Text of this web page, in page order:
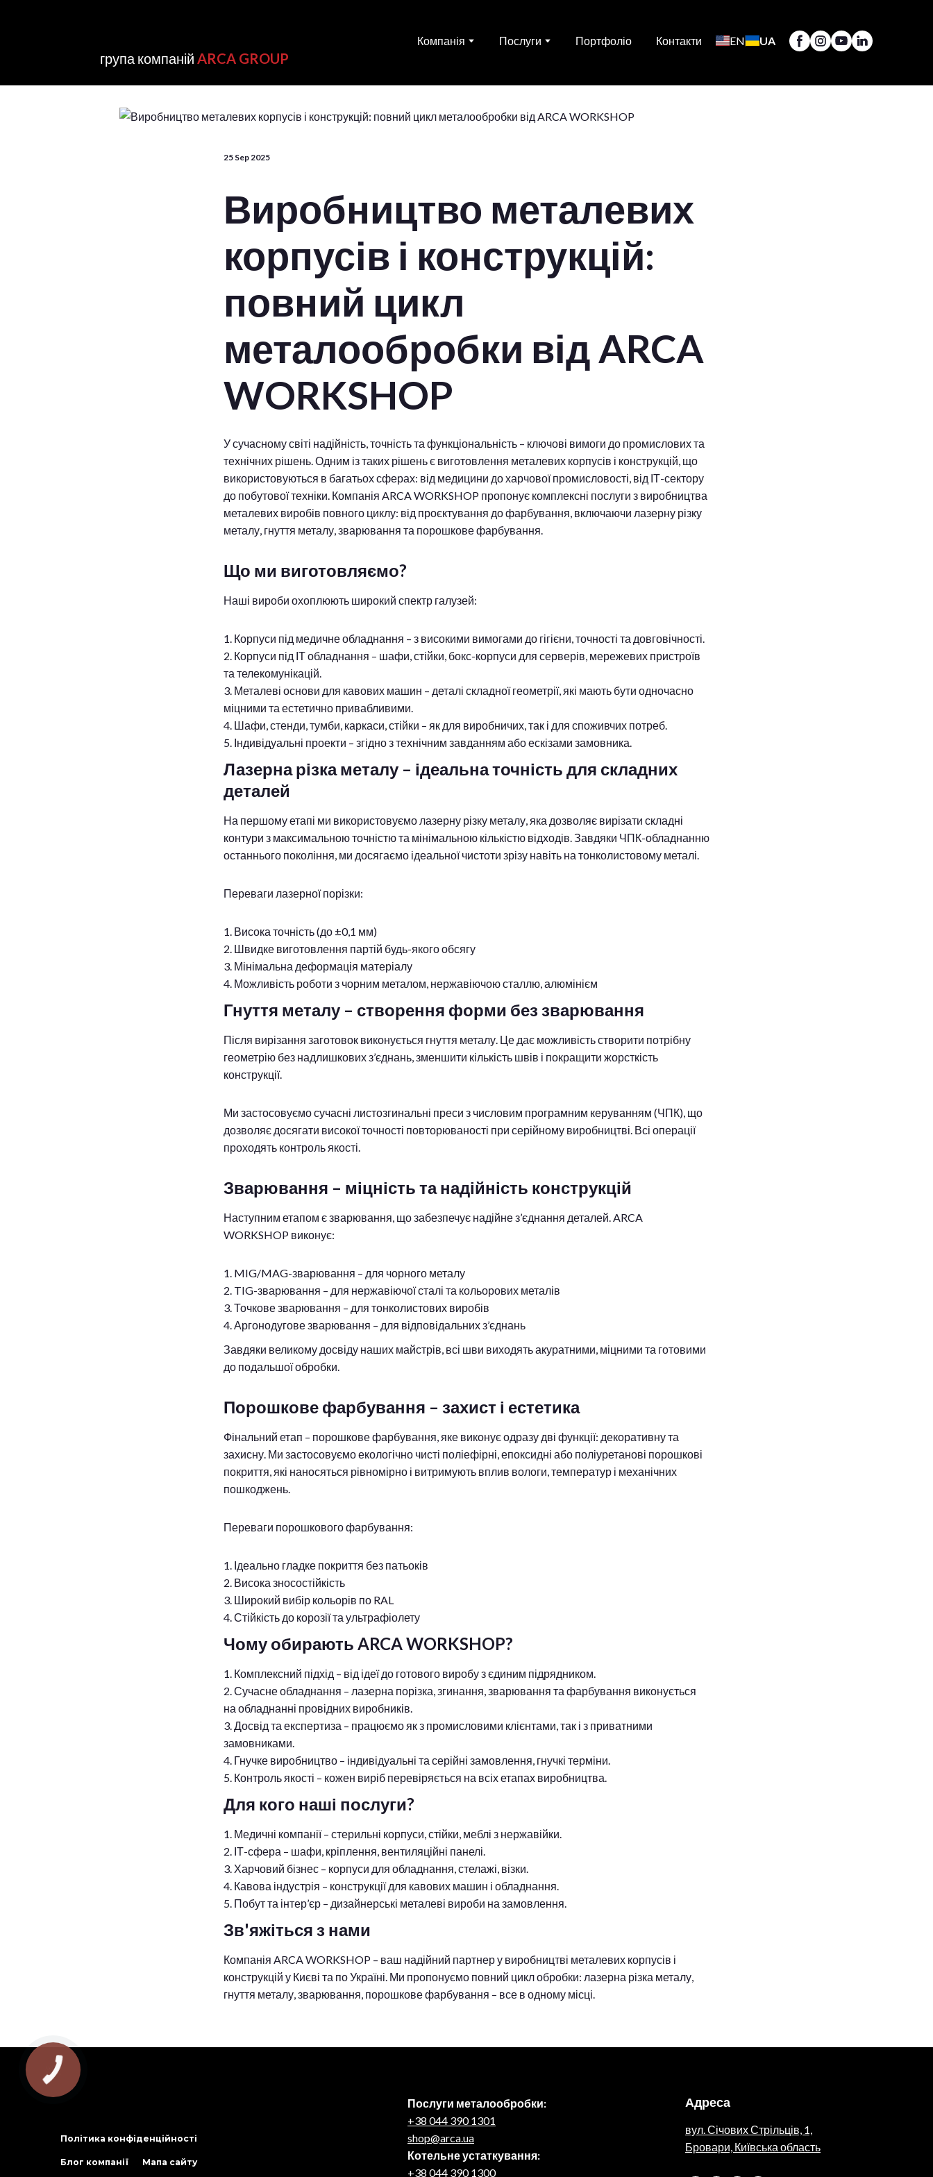
група компаній ARCA GROUP
Компанія Послуги Портфоліо Контакти EN UA
25 Sep 2025
Виробництво металевих
корпусів і конструкцій:
повний цикл
металообробки від ARCA
WORKSHOP
У сучасному світі надійність, точність та функціональність – ключові вимоги до промислових та
технічних рішень. Одним із таких рішень є виготовлення металевих корпусів і конструкцій, що
використовуються в багатьох сферах: від медицини до харчової промисловості, від ІТ-сектору
до побутової техніки. Компанія ARCA WORKSHOP пропонує комплексні послуги з виробництва
металевих виробів повного циклу: від проєктування до фарбування, включаючи лазерну різку
металу, гнуття металу, зварювання та порошкове фарбування.
Що ми виготовляємо?
Наші вироби охоплюють широкий спектр галузей:
Корпуси під медичне обладнання – з високими вимогами до гігієни, точності та довговічності.
Корпуси під ІТ обладнання – шафи, стійки, бокс-корпуси для серверів, мережевих пристроїв
та телекомунікацій.
Металеві основи для кавових машин – деталі складної геометрії, які мають бути одночасно
міцними та естетично привабливими.
Шафи, стенди, тумби, каркаси, стійки – як для виробничих, так і для споживчих потреб.
Індивідуальні проекти – згідно з технічним завданням або ескізами замовника.
Лазерна різка металу – ідеальна точність для складних
деталей
На першому етапі ми використовуємо лазерну різку металу, яка дозволяє вирізати складні
контури з максимальною точністю та мінімальною кількістю відходів. Завдяки ЧПК-обладнанню
останнього покоління, ми досягаємо ідеальної чистоти зрізу навіть на тонколистовому металі.
Переваги лазерної порізки:
Висока точність (до ±0,1 мм)
Швидке виготовлення партій будь-якого обсягу
Мінімальна деформація матеріалу
Можливість роботи з чорним металом, нержавіючою сталлю, алюмінієм
Гнуття металу – створення форми без зварювання
Після вирізання заготовок виконується гнуття металу. Це дає можливість створити потрібну
геометрію без надлишкових з’єднань, зменшити кількість швів і покращити жорсткість
конструкції.
Ми застосовуємо сучасні листозгинальні преси з числовим програмним керуванням (ЧПК), що
дозволяє досягати високої точності повторюваності при серійному виробництві. Всі операції
проходять контроль якості.
Зварювання – міцність та надійність конструкцій
Наступним етапом є зварювання, що забезпечує надійне з’єднання деталей. ARCA
WORKSHOP виконує:
MIG/MAG-зварювання – для чорного металу
TIG-зварювання – для нержавіючої сталі та кольорових металів
Точкове зварювання – для тонколистових виробів
Аргонодугове зварювання – для відповідальних з’єднань
Завдяки великому досвіду наших майстрів, всі шви виходять акуратними, міцними та готовими
до подальшої обробки.
Порошкове фарбування – захист і естетика
Фінальний етап – порошкове фарбування, яке виконує одразу дві функції: декоративну та
захисну. Ми застосовуємо екологічно чисті поліефірні, епоксидні або поліуретанові порошкові
покриття, які наносяться рівномірно і витримують вплив вологи, температур і механічних
пошкоджень.
Переваги порошкового фарбування:
Ідеально гладке покриття без патьоків
Висока зносостійкість
Широкий вибір кольорів по RAL
Стійкість до корозії та ультрафіолету
Чому обирають ARCA WORKSHOP?
Комплексний підхід – від ідеї до готового виробу з єдиним підрядником.
Сучасне обладнання – лазерна порізка, згинання, зварювання та фарбування виконується
на обладнанні провідних виробників.
Досвід та експертиза – працюємо як з промисловими клієнтами, так і з приватними
замовниками.
Гнучке виробництво – індивідуальні та серійні замовлення, гнучкі терміни.
Контроль якості – кожен виріб перевіряється на всіх етапах виробництва.
Для кого наші послуги?
Медичні компанії – стерильні корпуси, стійки, меблі з нержавійки.
ІТ-сфера – шафи, кріплення, вентиляційні панелі.
Харчовий бізнес – корпуси для обладнання, стелажі, візки.
Кавова індустрія – конструкції для кавових машин і обладнання.
Побут та інтер’єр – дизайнерські металеві вироби на замовлення.
Зв'яжіться з нами
Компанія ARCA WORKSHOP – ваш надійний партнер у виробництві металевих корпусів і
конструкцій у Києві та по Україні. Ми пропонуємо повний цикл обробки: лазерна різка металу,
гнуття металу, зварювання, порошкове фарбування – все в одному місці.
Політика конфіденційності
Блог компанії Мапа сайту
Послуги металообробки:
+38 044 390 1301
shop@arca.ua
Котельне устаткування:
+38 044 390 1300
Адреса
вул. Січових Стрільців, 1,
Бровари, Київська область